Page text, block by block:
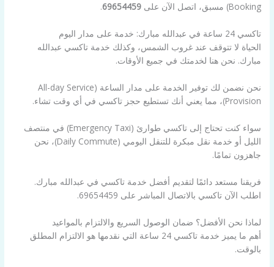
Booking) مسبق، اتصل الآن على
69654459
.
تاكسي 24 ساعة في عبدالله مبارك: خدمة على مدار اليوم
الحياة لا تتوقف عند غروب الشمس، وكذلك خدمة تاكسي عبدالله
مبارك. نحن هنا لخدمتك في جميع الأوقات.
نحن نضمن لك توفير الخدمة على مدار الساعة (All-day Service
Provision)، مما يعني أنك تستطيع حجز تاكسي في أي وقت تشاء.
سواء كنت تحتاج إلى تاكسي طوارئ (Emergency Taxi) في منتصف
الليل أو خدمة نقل مبكرة للتنقل اليومي (Daily Commute)، نحن
جاهزون تمامًا.
فريقنا مستعد دائمًا لتقديم أفضل خدمة تاكسي في عبدالله مبارك.
اطلب الآن تاكسي بالاتصال المباشر على 69654459.
لماذا نحن الأفضل؟ ضمان الوصول السريع والالتزام بالمواعيد
أهم ما يميز خدمة تاكسي 24 ساعة التي نقدمها هو الالتزام المطلق
بالوقت.